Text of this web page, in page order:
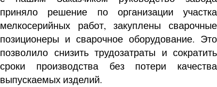
приняло решение по организации участка
мелкосерийных работ, закуплены сварочные
позиционеры и сварочное оборудование. Это
позволило снизить трудозатраты и сократить
сроки производства без потери качества
выпускаемых изделий.